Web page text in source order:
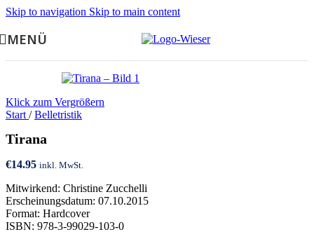
Skip to navigation Skip to main content
MENÜ
Klick zum Vergrößern
Start / Belletristik
Tirana
€14.95 inkl. MwSt.
Mitwirkend: Christine Zucchelli
Erscheinungsdatum: 07.10.2015
Format: Hardcover
ISBN: 978-3-99029-103-0